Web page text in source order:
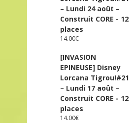
– Lundi 24 août –
Construit CORE - 12
places
14.00€
[INVASION
EPINEUSE] Disney
Lorcana Tigrou!#21
– Lundi 17 août –
Construit CORE - 12
places
14.00€